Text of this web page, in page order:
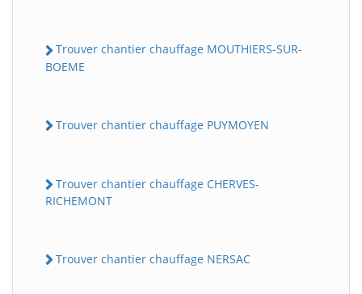
Trouver chantier chauffage MOUTHIERS-SUR-
BOEME
Trouver chantier chauffage PUYMOYEN
Trouver chantier chauffage CHERVES-
RICHEMONT
Trouver chantier chauffage NERSAC